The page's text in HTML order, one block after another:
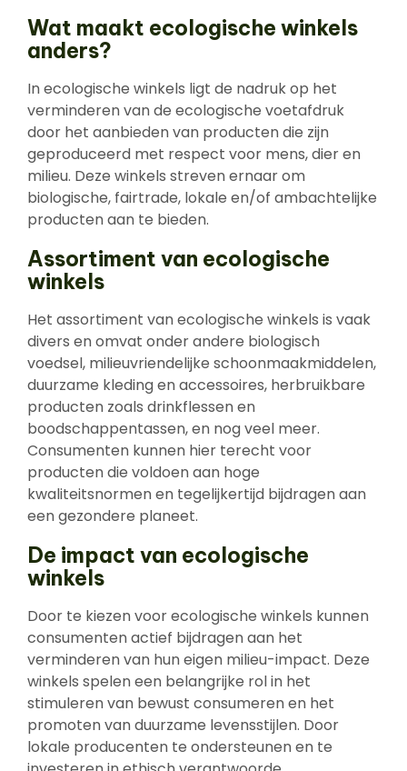
Wat maakt ecologische winkels
anders?
In ecologische winkels ligt de nadruk op het
verminderen van de ecologische voetafdruk
door het aanbieden van producten die zijn
geproduceerd met respect voor mens, dier en
milieu. Deze winkels streven ernaar om
biologische, fairtrade, lokale en/of ambachtelijke
producten aan te bieden.
Assortiment van ecologische
winkels
Het assortiment van ecologische winkels is vaak
divers en omvat onder andere biologisch
voedsel, milieuvriendelijke schoonmaakmiddelen,
duurzame kleding en accessoires, herbruikbare
producten zoals drinkflessen en
boodschappentassen, en nog veel meer.
Consumenten kunnen hier terecht voor
producten die voldoen aan hoge
kwaliteitsnormen en tegelijkertijd bijdragen aan
een gezondere planeet.
De impact van ecologische
winkels
Door te kiezen voor ecologische winkels kunnen
consumenten actief bijdragen aan het
verminderen van hun eigen milieu-impact. Deze
winkels spelen een belangrijke rol in het
stimuleren van bewust consumeren en het
promoten van duurzame levensstijlen. Door
lokale producenten te ondersteunen en te